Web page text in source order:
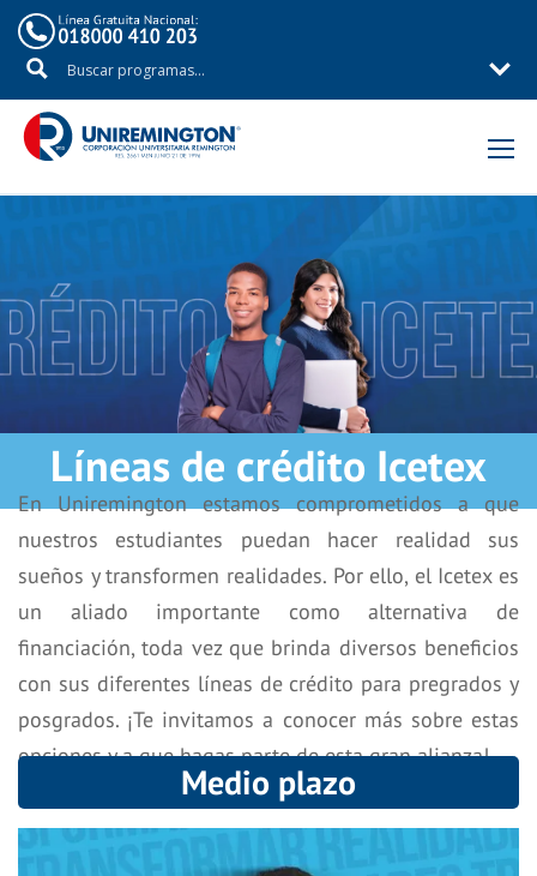
Inicio Alternativas de financiación
Líneas de crédito Icetex
En Uniremington estamos comprometidos a que
nuestros estudiantes puedan hacer realidad sus
sueños y transformen realidades. Por ello, el Icetex es
un aliado importante como alternativa de
financiación, toda vez que brinda diversos beneficios
con sus diferentes líneas de crédito para pregrados y
posgrados. ¡Te invitamos a conocer más sobre estas
opciones y a que hagas parte de esta gran alianza!
Medio plazo